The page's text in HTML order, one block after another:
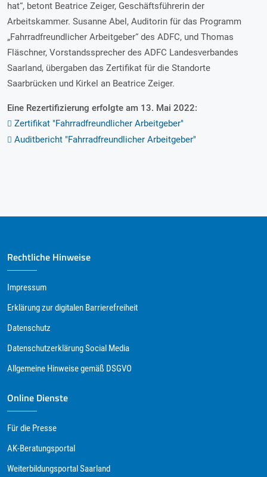
hat“, betont Beatrice Zeiger, Geschäftsführerin der
Arbeitskammer. Susanne Abel, Auditorin für das Programm
„Fahrradfreundlicher Arbeitgeber“ des ADFC, und Thomas
Fläschner, Vorstandssprecher des ADFC Landesverbandes
Saarland, übergaben das Zertifikat für die Standorte
Saarbrücken und Kirkel an Beatrice Zeiger.
Eine Rezertifizierung erfolgte am 13. Mai 2022:
Zertifikat "Fahrradfreundlicher Arbeitgeber"
Auditbericht "Fahrradfreundlicher Arbeitgeber"
Rechtliche Hinweise
Impressum
Erklärung zur digitalen Barrierefreiheit
Datenschutz
Datenschutzerklärung Social Media
Allgemeine Hinweise gemäß DSGVO
Online Dienste
Für die Presse
AK-Beratungsportal
Weiterbildungsportal Saarland